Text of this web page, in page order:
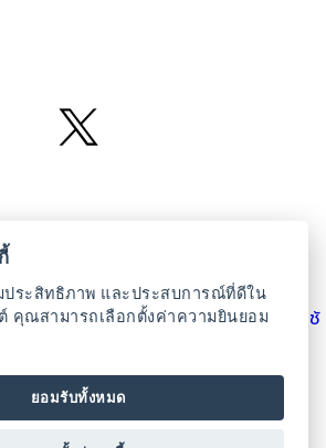
เครื่องซักผ้า เครื่องปรับอากาศ เครื่องใช้
นโยบายความเป็นส่วนตัว
ประสิทธิภาพ และประสบการณ์ที่ดีใน
คุณสามารถเลือกตั้งค่าความยินยอม
ยอมรับทั้งหมด